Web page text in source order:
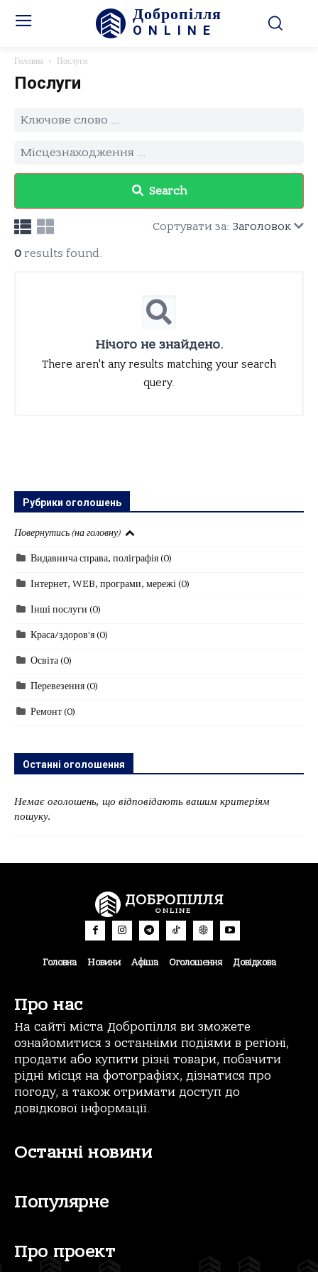
Добропілля
ONLINE
Головна Послуги
Послуги
Search
Сортувати за: Заголовок
0 results found.
Нічого не знайдено.
There aren't any results matching your search
query.
Рубрики оголошень
Повернутись (на головну)
Видавнича справа, поліграфія(0)
Інтернет, WEB, програми, мережі(0)
Інші послуги (0)
Краса/здоров'я(0)
Освіта(0)
Перевезення(0)
Ремонт(0)
Останні оголошення
Немає оголошень, що відповідають вашим критеріям
пошуку.
ДОБРОПІЛЛЯ
ONLINE
Головна Новини Афіша Оголошення Довідкова
Про нас
На сайті міста Добропілля ви зможете
ознайомитися з останніми подіями в регіоні,
продати або купити різні товари, побачити
рідні місця на фотографіях, дізнатися про
погоду, а також отримати доступ до
довідкової інформації.
Останні новини
Популярне
Про проект